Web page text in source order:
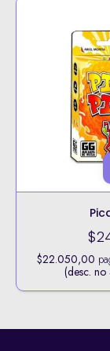
$22.050,00
(desc. no